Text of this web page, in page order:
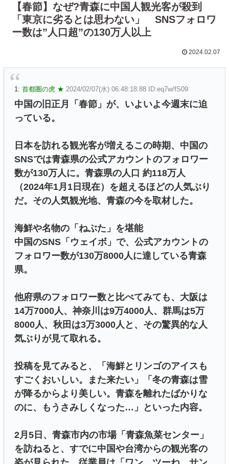
【春節】なぜ?青森に中国人観光客が殺到
「東京に劣るとは思わない」 SNSフォロワ
ー数は”人口超”の130万人以上
2024.02.07
1: 首都圏の虎 ★ 2024/02/07(水) 06:48:18.88 ID:eq7w/fS09
中国の旧正月「春節」が、いよいよ今週末に迫
っている。
日本を訪れる観光客が増えるこの時期、中国の
SNSでは青森県の公式アカウントのフォロワー
数が130万人に。青森県の人口 約118万人
（2024年1月1日現在）を超えるほどの人気ぶり
だ。その人気観光地、青森の今を取材した。
海鮮や名物の「ねぶた」を堪能
中国のSNS「ウェイボ」で、公式アカウントの
フォロワー数が130万8000人に達している青森
県。
他府県のフォロワー数と比べてみても、大阪は
14万7000人、神奈川は9万4000人、群馬は5万
8000人、秋田は3万3000人と、その驚異的な人
気ぶりが見て取れる。
投稿を見てみると、「海鮮とリンゴのアイスも
すごくおいしい。また来たい」「冬の青森は雪
が降るからより美しい。青森を離れたばかりな
のに、もうさみしくなった…」といった内容。
2月5日、青森市内の市場「青森魚菜センター」
を訪ねると、すでに中国や台湾からの観光客の